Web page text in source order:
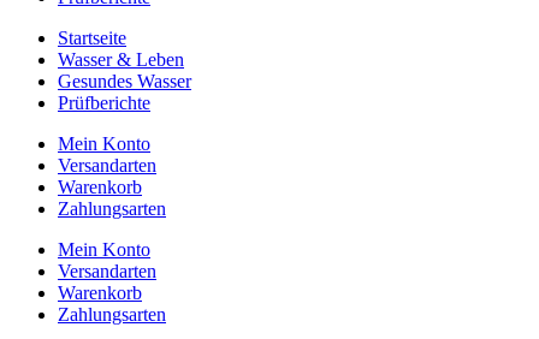
Startseite
Wasser & Leben
Gesundes Wasser
Prüfberichte
Mein Konto
Versandarten
Warenkorb
Zahlungsarten
Mein Konto
Versandarten
Warenkorb
Zahlungsarten